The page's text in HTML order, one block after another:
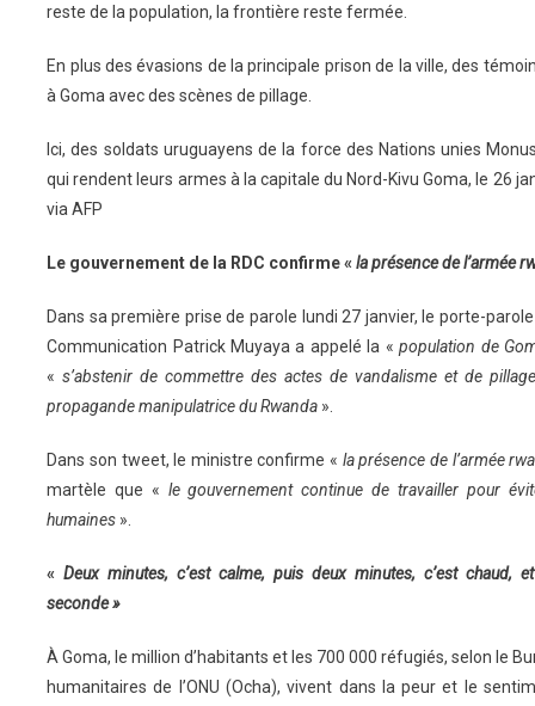
reste de la population, la frontière reste fermée.
En plus des évasions de la principale prison de la ville, des
à Goma avec des scènes de pillage.
Ici, des soldats uruguayens de la force des Nations unies
qui rendent leurs armes à la capitale du Nord-Kivu Goma, le 26
via AFP
Le gouvernement de la RDC confirme «la présence de l’armée
Dans sa première prise de parole lundi 27 janvier, le porte-
Communication Patrick Muyaya a appelé la «population de
«s’abstenir de commettre des actes de vandalisme et de pillage
propagande manipulatrice du Rwanda ».
Dans son tweet, le ministre confirme « la présence de l’armée
martèle que « le gouvernement continue de travailler pour
humaines ».
«Deux minutes, c’est calme, puis deux minutes, c’est chaud,
seconde »
À Goma, le million d’habitants et les 700 000 réfugiés, selon le
humanitaires de l’ONU (Ocha), vivent dans la peur et le